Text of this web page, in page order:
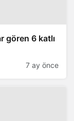
gören 6 katlı
7 ay önce